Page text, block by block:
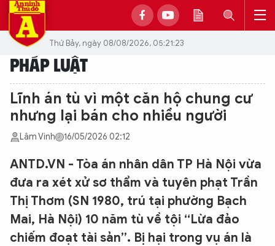
Thứ Bảy, ngày 08/08/2026, 05:21:23
PHÁP LUẬT
Lĩnh án tù vì một căn hộ chung cư
nhưng lại bán cho nhiều người
Lâm Vinh 16/05/2026 02:12
ANTD.VN - Tòa án nhân dân TP Hà Nội vừa
đưa ra xét xử sơ thẩm và tuyên phạt Trần
Thị Thơm (SN 1980, trú tại phường Bạch
Mai, Hà Nội) 10 năm tù về tội “Lừa đảo
chiếm đoạt tài sản”. Bị hại trong vụ án là